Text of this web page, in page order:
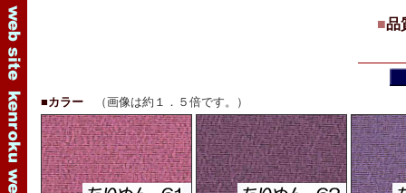
■品
■カラー （画像は約１．５倍です。）